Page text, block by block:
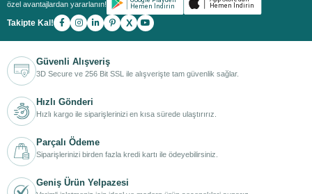
özel avantajlardan yararlanın!
Takipte Kal! X
Güvenli Alışveriş
3D Secure ve 256 Bit SSL ile alışverişte tam güvenlik sağlar.
Hızlı Gönderi
Hızlı kargo ile siparişlerinizi en kısa sürede ulaştırırız.
Parçalı Ödeme
Siparişlerinizi birden fazla kredi kartı ile ödeyebilirsiniz.
Geniş Ürün Yelpazesi